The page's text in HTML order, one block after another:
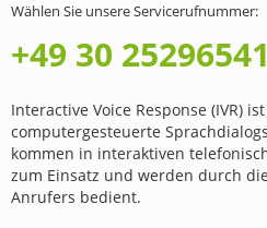
Wählen Sie unsere Servicerufnummer:
+49 30 25296541
Interactive Voice Response (IVR)
computergesteuerte
kommen in interaktiven
zum Einsatz und werden durch
Anrufers bedient.